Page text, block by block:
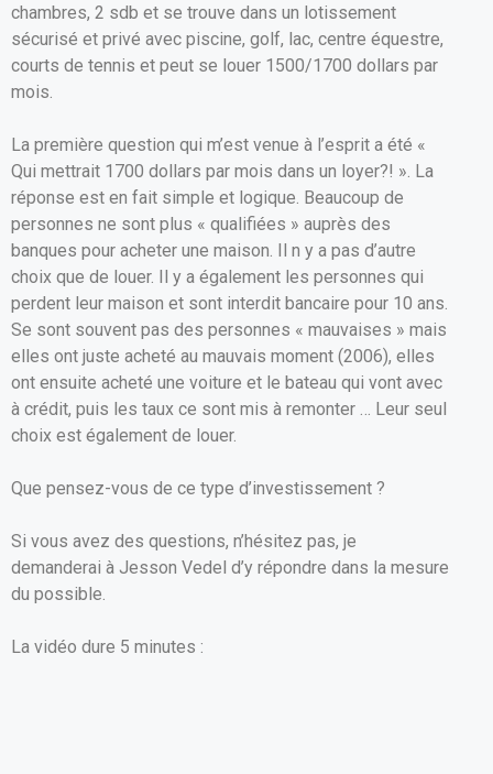
chambres, 2 sdb et se trouve dans un lotissement
sécurisé et privé avec piscine, golf, lac, centre équestre,
courts de tennis et peut se louer 1500/1700 dollars par
mois.
La première question qui m’est venue à l’esprit a été «
Qui mettrait 1700 dollars par mois dans un loyer?! ». La
réponse est en fait simple et logique. Beaucoup de
personnes ne sont plus « qualifiées » auprès des
banques pour acheter une maison. Il n y a pas d’autre
choix que de louer. Il y a également les personnes qui
perdent leur maison et sont interdit bancaire pour 10 ans.
Se sont souvent pas des personnes « mauvaises » mais
elles ont juste acheté au mauvais moment (2006), elles
ont ensuite acheté une voiture et le bateau qui vont avec
à crédit, puis les taux ce sont mis à remonter … Leur seul
choix est également de louer.
Que pensez-vous de ce type d’investissement ?
Si vous avez des questions, n’hésitez pas, je
demanderai à Jesson Vedel d’y répondre dans la mesure
du possible.
La vidéo dure 5 minutes :